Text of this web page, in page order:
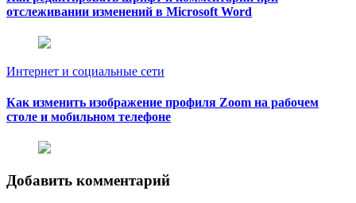
отслеживании изменений в Microsoft Word
Интернет и социальные сети
Как изменить изображение профиля Zoom на рабочем
столе и мобильном телефоне
Добавить комментарий